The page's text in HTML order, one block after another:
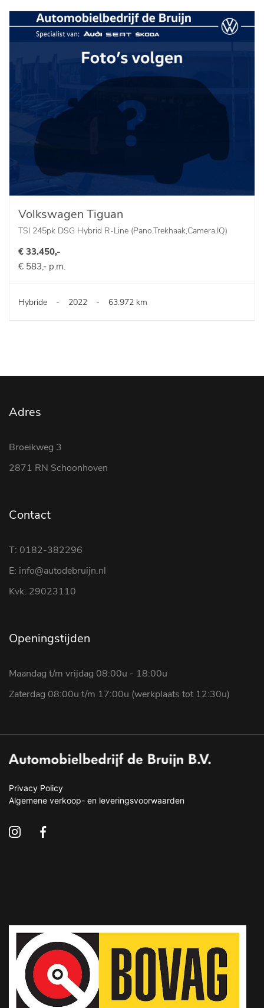
Volkswagen Tiguan
TSI 245pk DSG Hybrid R-Line (Pano,Trekhaak,Camera,IQ)
€ 33.450,-
€ 583,- p.m.
Hybride - 2022 - 63.972 km
Adres
Broeikweg 3
2871 RN Schoonhoven
Contact
T: 0182-382296
E: info@autodebruijn.nl
Kvk: 29023110
Openingstijden
Maandag t/m vrijdag 08:00u - 18:00u
Zaterdag 08:00u t/m 17:00u (werkplaats tot 12:30u)
Privacy Policy
Algemene verkoop- en leveringsvoorwaarden